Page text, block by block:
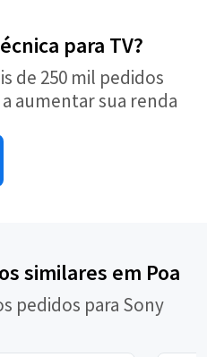
para TV?
de 250 mil pedidos
aumentar sua renda
similares em Poa
pedidos para Sony